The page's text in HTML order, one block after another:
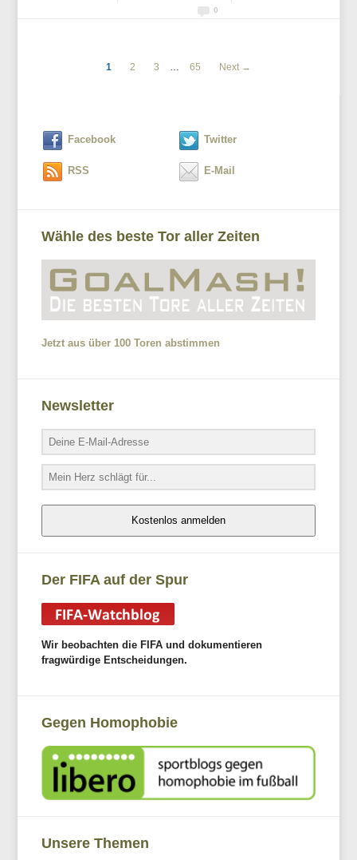
0
1 2 3 … 65 Next →
Facebook Twitter
RSS E-Mail
Wähle des beste Tor aller Zeiten
Jetzt aus über 100 Toren abstimmen
Newsletter
Kostenlos anmelden
Der FIFA auf der Spur
Wir beobachten die FIFA und dokumentieren
fragwürdige Entscheidungen.
Gegen Homophobie
Unsere Themen